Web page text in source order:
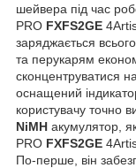
шейвера під час
PRO FXFS2GE
заряджається всього
та перукарям
сконцентруватися
оснащений
користувачу точно
NiMH акумулятор,
PRO FXFS2GE
По-перше, він